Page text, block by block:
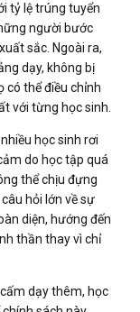
tỷ lệ trúng tuyển
người bước
sắc. Ngoài ra,
dạy, không bị
có thể điều chỉnh
với từng học sinh.
học sinh rơi
do học tập quá
thể chịu đựng
hỏi lớn về sự
diện, hướng đến
thần thay vì chỉ
dạy thêm, học